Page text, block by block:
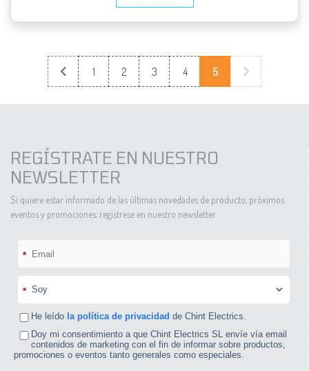
1 2 3 4 5(current)
REGÍSTRATE EN NUESTRO
NEWSLETTER
Si quiere estar informado de las últimas novedades de producto, próximos
eventos y promociones, regístrese en nuestro newsletter
*
*
He leído la política de privacidad de Chint Electrics.
Doy mi consentimiento a que Chint Electrics SL envíe vía email
contenidos de marketing con el fin de informar sobre productos,
promociones o eventos tanto generales como especiales.